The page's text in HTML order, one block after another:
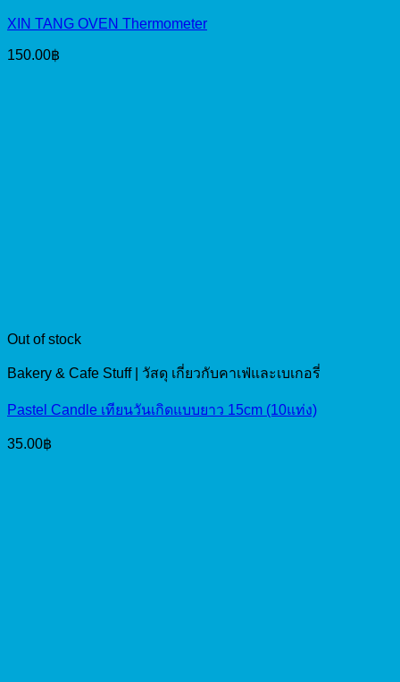
XIN TANG OVEN Thermometer
150.00฿
Out of stock
Bakery & Cafe Stuff | วัสดุ เกี่ยวกับคาเฟ่และเบเกอรี่
Pastel Candle เทียนวันเกิดแบบยาว 15cm (10แท่ง)
35.00฿